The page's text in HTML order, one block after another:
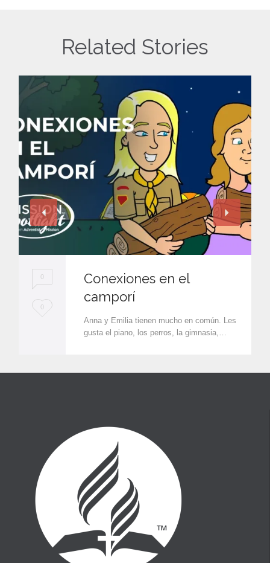
Related Stories
0
L
0
Conexiones en el
camporí
Anna y Emilia tienen mucho en común. Les
gusta el piano, los perros, la gimnasia,…